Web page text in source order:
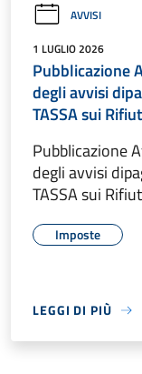
AVVISI
1 LUGLIO 2026
Pubblicazione
degli avvisi
TASSA sui
Pubblicazione
degli avvisi
TASSA sui
Imposte
LEGGI DI PIÙ